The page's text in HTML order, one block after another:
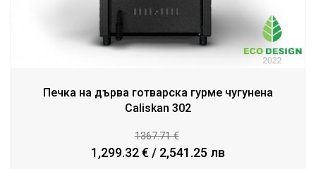
Печка на дърва готварска гурме чугунена
Caliskan 302
1367.71 €
1,299.32 € / 2,541.25 лв